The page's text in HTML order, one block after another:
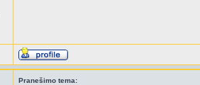
Pranešimo tema: